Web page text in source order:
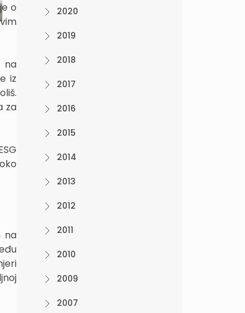
o
na
iz
za
na
2020
2019
2018
2017
2016
2015
2014
2013
2012
2011
2010
2009
2007